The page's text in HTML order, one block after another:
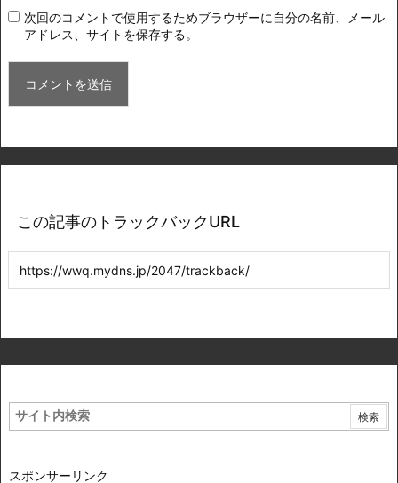
次回のコメントで使用するためブラウザーに自分の名前、メール
アドレス、サイトを保存する。
この記事のトラックバックURL
スポンサーリンク